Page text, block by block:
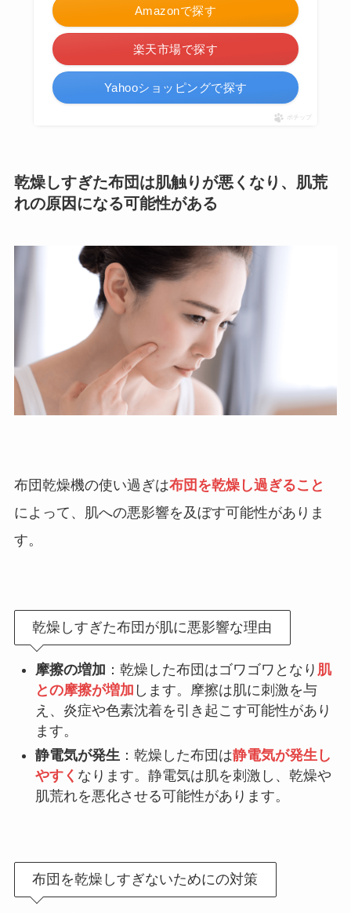
Amazonで探す
楽天市場で探す
Yahooショッピングで探す
ポチップ
乾燥しすぎた布団は肌触りが悪くなり、肌荒
れの原因になる可能性がある
布団乾燥機の使い過ぎは布団を乾燥し過ぎること
によって、肌への悪影響を及ぼす可能性がありま
す。
乾燥しすぎた布団が肌に悪影響な理由
摩擦の増加 ：乾燥した布団はゴワゴワとなり 肌
との摩擦が増加 します。摩擦は肌に刺激を与
え、炎症や色素沈着を引き起こす可能性があり
ます。
静電気が発生 ：乾燥した布団は静電気が発生し
やすく なります。静電気は肌を刺激し、乾燥や
肌荒れを悪化させる可能性があります。
布団を乾燥しすぎないためにの対策